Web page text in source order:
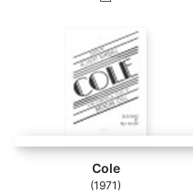
Cole
(1971)